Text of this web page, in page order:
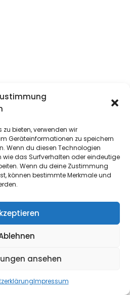
bieten, verwenden wir
Geräteinformationen zu speichern
Wenn du diesen Technologien
wie das Surfverhalten oder eindeutige
Wenn du deine Zustimmung
können bestimmte Merkmale und
ansehen
Impressum
Kontakt